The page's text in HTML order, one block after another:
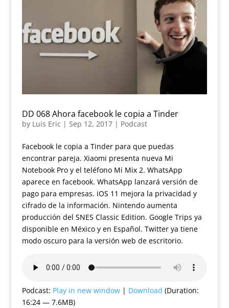
DD 068 Ahora facebook le copia a Tinder
by Luis Eric | Sep 12, 2017| Podcast
Facebook le copia a Tinder para que puedas
encontrar pareja. Xiaomi presenta nueva Mi
Notebook Pro y el teléfono Mi Mix 2. WhatsApp
aparece en facebook. WhatsApp lanzará versión de
pago para empresas. iOS 11 mejora la privacidad y
cifrado de la información. Nintendo aumenta
producción del SNES Classic Edition. Google Trips ya
disponible en México y en Español. Twitter ya tiene
modo oscuro para la versión web de escritorio.
Podcast: Play in new window| Download (Duration:
16:24 — 7.6MB)